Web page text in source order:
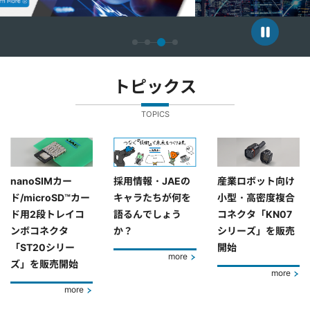
トピックス
TOPICS
nanoSIMカー
ド/microSD™カー
ド用2段トレイコ
ンボコネクタ
「ST20シリー
ズ」を販売開始
more
採用情報・JAEの
キャラたちが何を
語るんでしょう
か？
more
産業ロボット向け
小型・高密度複合
コネクタ「KN07
シリーズ」を販売
開始
more